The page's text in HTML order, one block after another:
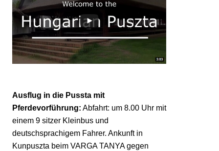
Ausflug in die Pussta mit
Pferdevorführung: Abfahrt: um 8.00 Uhr mit
einem 9 sitzer Kleinbus und
deutschsprachigem Fahrer. Ankunft in
Kunpuszta beim VARGA TANYA gegen